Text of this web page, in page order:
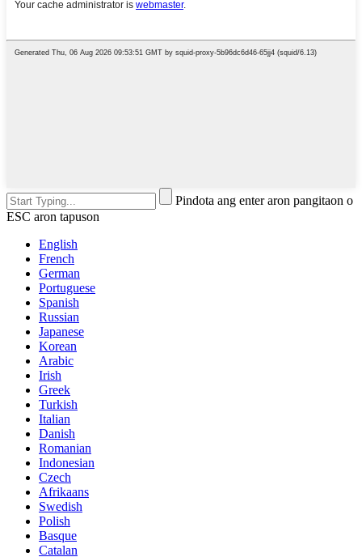
Pindota ang enter aron pangitaon o
ESC aron tapuson
English
French
German
Portuguese
Spanish
Russian
Japanese
Korean
Arabic
Irish
Greek
Turkish
Italian
Danish
Romanian
Indonesian
Czech
Afrikaans
Swedish
Polish
Basque
Catalan